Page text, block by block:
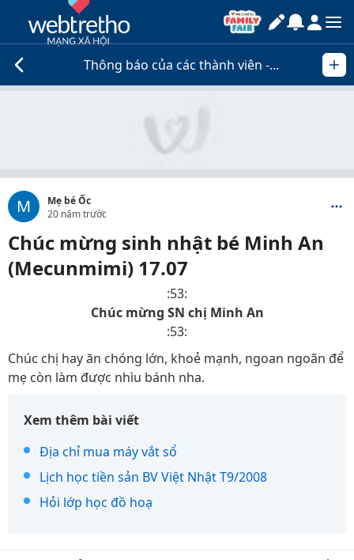
Thông báo của các thành viên -...
M
Mẹ bé Ốc
20 năm trước
Chúc mừng sinh nhật bé Minh An
(Mecunmimi) 17.07
:53:
Chúc mừng SN chị Minh An
:53:
Chúc chị hay ăn chóng lớn, khoẻ mạnh, ngoan ngoãn để
mẹ còn làm được nhìu bánh nha.
Xem thêm bài viết
Địa chỉ mua máy vắt sổ
Lịch học tiền sản BV Việt Nhật T9/2008
Hỏi lớp học đồ hoạ